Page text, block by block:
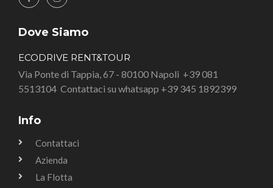
Dove Siamo
ECODRIVE RENT&TOUR
Via Ponte di Tappia, 67 - 80100 Napoli +39 081
5513104 Contattaci su whatsapp +39 345 1892399
Info
Contattaci
Azienda
La Flotta